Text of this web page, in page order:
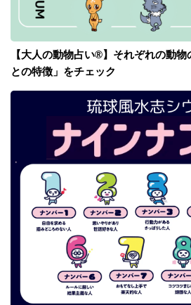
【大人の動物占い®】それぞれの動
との特徴」をチェック